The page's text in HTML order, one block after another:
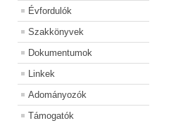
Évfordulók
Szakkönyvek
Dokumentumok
Linkek
Adományozók
Támogatók